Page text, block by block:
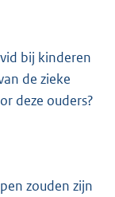
bij kinderen
de zieke
deze ouders?
zouden zijn